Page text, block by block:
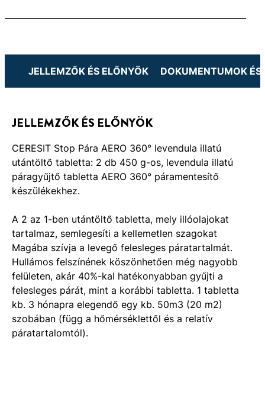
JELLEMZŐK ÉS ELŐNYÖK DOKUMENTUMOK ÉS
JELLEMZŐK ÉS ELŐNYÖK
CERESIT Stop Pára AERO 360° levendula illatú
utántöltő tabletta: 2 db 450 g-os, levendula illatú
páragyűjtő tabletta AERO 360° páramentesítő
készülékekhez.
A 2 az 1-ben utántöltő tabletta, mely illóolajokat
tartalmaz, semlegesíti a kellemetlen szagokat
Magába szívja a levegő felesleges páratartalmát.
Hullámos felszínének köszönhetően még nagyobb
felületen, akár 40%-kal hatékonyabban gyűjti a
felesleges párát, mint a korábbi tabletta. 1 tabletta
kb. 3 hónapra elegendő egy kb. 50m3 (20 m2)
szobában (függ a hőmérséklettől és a relatív
páratartalomtól).